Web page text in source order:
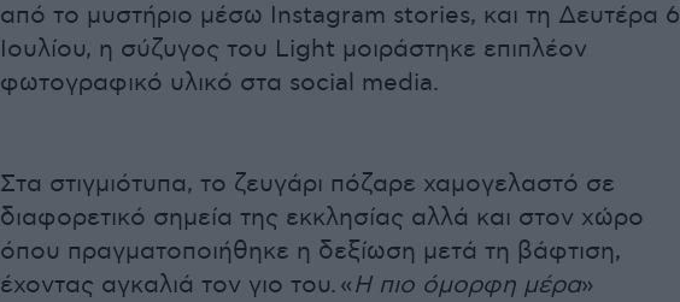
από το μυστήριο μέσω Instagram stories, και τη Δευτέρα 6
Ιουλίου, η σύζυγος του Light μοιράστηκε επιπλέον
φωτογραφικό υλικό στα social media.
Στα στιγμιότυπα, το ζευγάρι πόζαρε χαμογελαστό σε
διαφορετικό σημεία της εκκλησίας αλλά και στον χώρο
όπου πραγματοποιήθηκε η δεξίωση μετά τη βάφτιση,
έχοντας αγκαλιά τον γιο του. «Η πιο όμορφη μέρα»